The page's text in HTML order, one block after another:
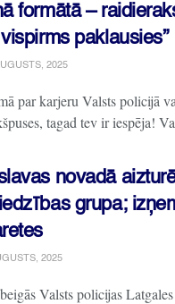
formātā –
paklausies”
2025
par karjeru Valsts policijā
tagad tev ir iespēja!
novadā
grupa;
2025
Valsts policijas